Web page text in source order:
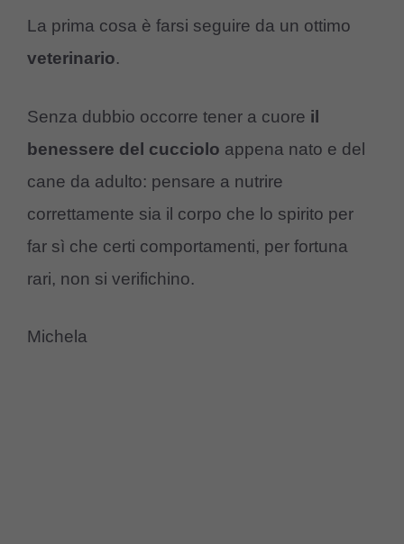
La prima cosa è farsi seguire da un ottimo
veterinario.
Senza dubbio occorre tener a cuore il
benessere del cucciolo appena nato e del
cane da adulto: pensare a nutrire
correttamente sia il corpo che lo spirito per
far sì che certi comportamenti, per fortuna
rari, non si verifichino.
Michela